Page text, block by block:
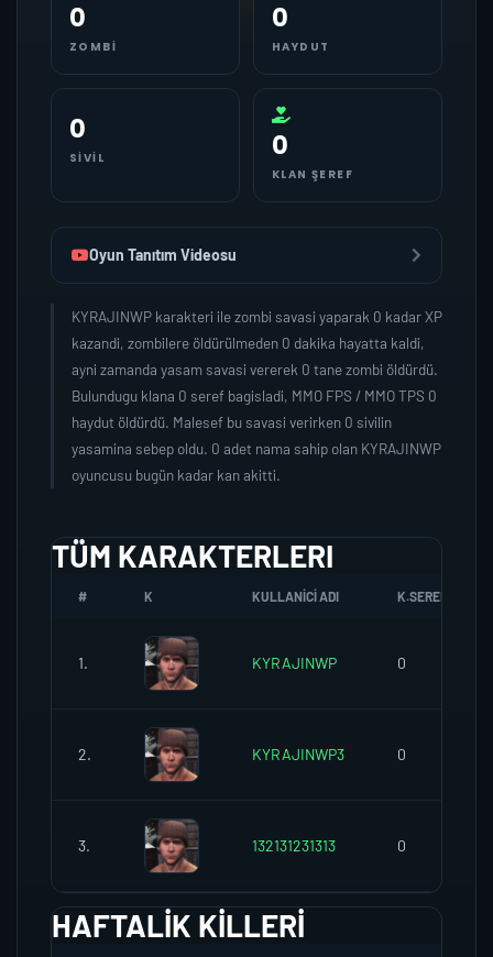
0
ZOMBI
0
HAYDUT
0
SIVIL 0
KLAN ŞEREF
Oyun Tanıtım Videosu
KYRAJINWP karakteri ile zombi savasi yaparak 0 kadar XP
kazandi, zombilere öldürülmeden 0 dakika hayatta kaldi,
ayni zamanda yasam savasi vererek 0 tane zombi öldürdü.
Bulundugu klana 0 seref bagisladi, MMO FPS / MMO TPS 0
haydut öldürdü. Malesef bu savasi verirken 0 sivilin
yasamina sebep oldu. 0 adet nama sahip olan KYRAJINWP
oyuncusu bugün kadar kan akitti.
TÜM KARAKTERLERI
# K KULLANICI ADI K.SEREFI
1. KYRAJINWP 0
2. KYRAJINWP3 0
3. 132131231313 0
HAFTALIK KILLERI